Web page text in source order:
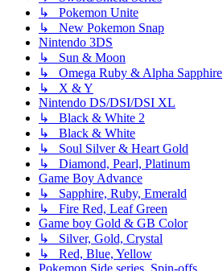
↳ Pokemon Unite
↳ New Pokemon Snap
Nintendo 3DS
↳ Sun & Moon
↳ Omega Ruby & Alpha Sapphire
↳ X & Y
Nintendo DS/DSI/DSI XL
↳ Black & White 2
↳ Black & White
↳ Soul Silver & Heart Gold
↳ Diamond, Pearl, Platinum
Game Boy Advance
↳ Sapphire, Ruby, Emerald
↳ Fire Red, Leaf Green
Game boy Gold & GB Color
↳ Silver, Gold, Crystal
↳ Red, Blue, Yellow